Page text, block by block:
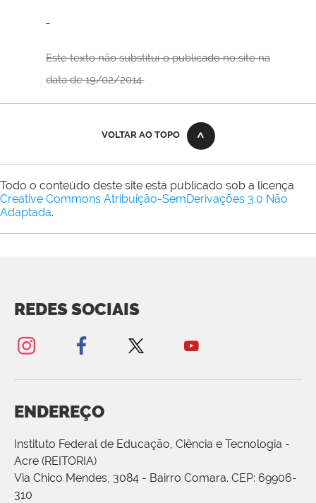
Este texto não substitui o publicado no site na
data de 19/02/2014.
VOLTAR AO TOPO
Todo o conteúdo deste site está publicado sob a licença
Creative Commons Atribuição-SemDerivações 3.0 Não
Adaptada.
REDES SOCIAIS
ENDEREÇO
Instituto Federal de Educação, Ciência e Tecnologia -
Acre (REITORIA)
Via Chico Mendes, 3084 - Bairro Comara. CEP: 69906-
310